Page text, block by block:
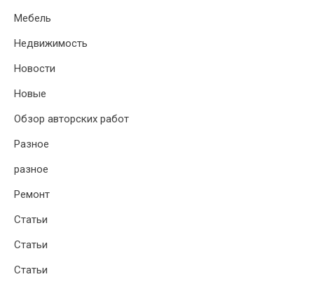
Мебель
Недвижимость
Новости
Новые
Обзор авторских работ
Разное
разное
Ремонт
Статьи
Статьи
Статьи